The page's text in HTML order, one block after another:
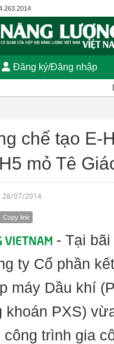
Đăng ký/Đăng nhập
chế tạo E-
mỏ Tê
28/07/2014
Copy link
- Tại
ty Cổ phần
máy Dầu khí
khoán PXS)
trình gia